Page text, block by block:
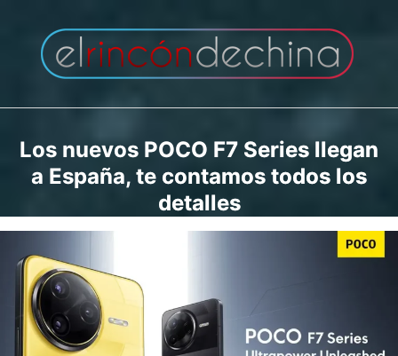
contenido
Los nuevos POCO F7 Series llegan
a España, te contamos todos los
detalles